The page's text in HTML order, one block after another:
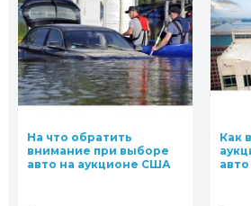
На что обратить
внимание при выборе
авто на аукционе США
Как